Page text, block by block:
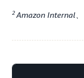
2 Amazon Internal